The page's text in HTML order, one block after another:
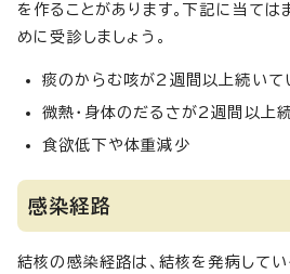
を作ることがあります。下記に当て
めに受診しましょう。
痰のからむ咳が2週間以上続いて
微熱・身体のだるさが2週間以上
食欲低下や体重減少
感染経路
結核の感染経路は、結核を発病して